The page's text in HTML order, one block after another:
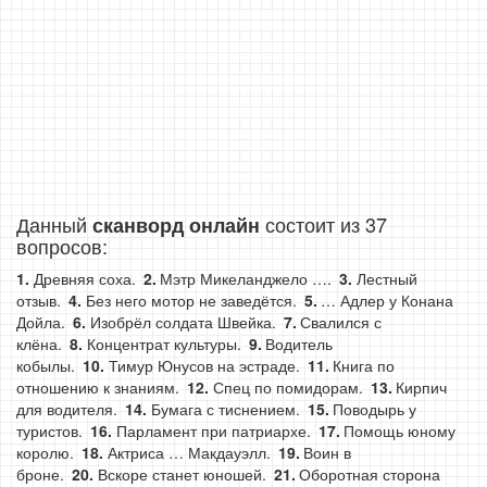
Данный сканворд онлайн состоит из 37
вопросов:
Древняя соха. Мэтр Микеланджело ….
Лестный
отзыв.
Без него мотор не заведётся.
… Адлер у Конана
Дойла.
Изобрёл солдата Швейка.
Свалился с
клёна.
Концентрат культуры.
Водитель
кобылы.
Тимур Юнусов на эстраде.
Книга по
отношению к знаниям.
Спец по помидорам.
Кирпич
для водителя.
Бумага с тиснением.
Поводырь у
туристов.
Парламент при патриархе.
Помощь юному
королю.
Актриса … Макдауэлл.
Воин в
броне.
Вскоре станет юношей.
Оборотная сторона